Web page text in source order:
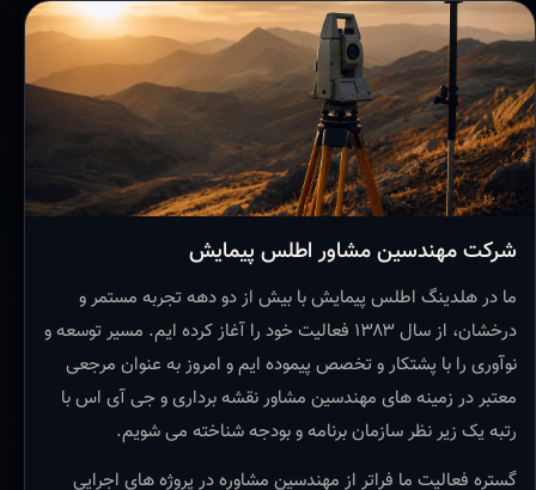
شرکت مهندسین مشاور اطلس پیمایش
ما در هلدینگ اطلس پیمایش با بیش از دو دهه تجربه مستمر و
درخشان، از سال ۱۳۸۳ فعالیت خود را آغاز کرده ایم. مسیر توسعه و
نوآوری را با پشتکار و تخصص پیموده ایم و امروز به عنوان مرجعی
معتبر در زمینه های مهندسین مشاور نقشه برداری و جی آی اس با
رتبه یک زیر نظر سازمان برنامه و بودجه شناخته می شویم.
گستره فعالیت ما فراتر از مهندسین مشاوره در پروژه های اجرایی